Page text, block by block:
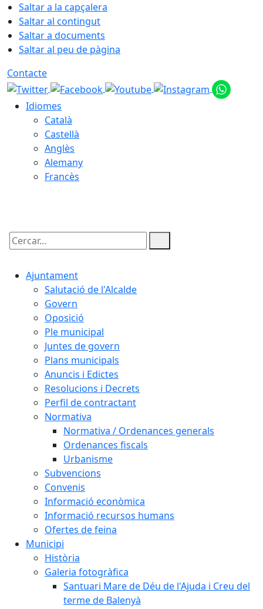
Saltar a la capçalera
Saltar al contingut
Saltar a documents
Saltar al peu de pàgina
Contacte
Idiomes
Català
Castellà
Anglès
Alemany
Francès
Cercar:
Ajuntament
Salutació de l'Alcalde
Govern
Oposició
Ple municipal
Juntes de govern
Plans municipals
Anuncis i Edictes
Resolucions i Decrets
Perfil de contractant
Normativa
Normativa / Ordenances generals
Ordenances fiscals
Urbanisme
Subvencions
Convenis
Informació econòmica
Informació recursos humans
Ofertes de feina
Municipi
Història
Galeria fotogràfica
Santuari Mare de Déu de l'Ajuda i Creu del
terme de Balenyà